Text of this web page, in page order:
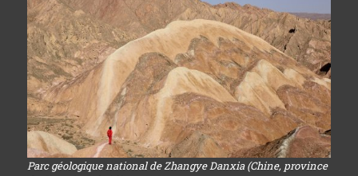
Parc géologique national de Zhangye Danxia (Chine, province